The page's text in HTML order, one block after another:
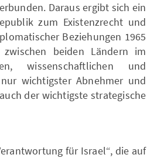
Daraus ergibt sich ein
zum Existenzrecht und
Beziehungen 1965
beiden Ländern im
wissenschaftlichen und
wichtigster Abnehmer und
der wichtigste strategische
für Israel“, die auf